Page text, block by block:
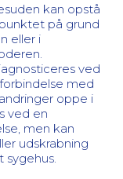
kan opstå
på grund
eller i
ved
med
oppe i
ved en
men kan
udskrabning